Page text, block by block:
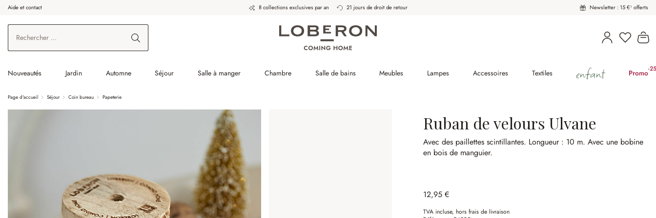
au contenu principal
Aller à la recherche
Aller à la navigation principale
Aide et contact 8 collections exclusives par an 21 jours de droit de retour Newsletter : 15 €¹ offerts
Nouveautés Jardin Automne Séjour Salle à manger Chambre Salle de bains Meubles Lampes Accessoires Textiles enfant Promo-
Page d'accueil Séjour Coin bureau Papeterie
Ruban de velours Ulvane
Avec des paillettes scintillantes. Longueur : 10 m.Avec une bobine
en bois de manguier.
12,95 €
TVA incluse, hors frais de livraison